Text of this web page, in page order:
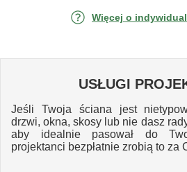
Więcej o
USŁUGI
Jeśli Twoja ściana jest
drzwi, okna, skosy lub nie dasz
aby idealnie pasował do
projektanci bezpłatnie zrobią to za